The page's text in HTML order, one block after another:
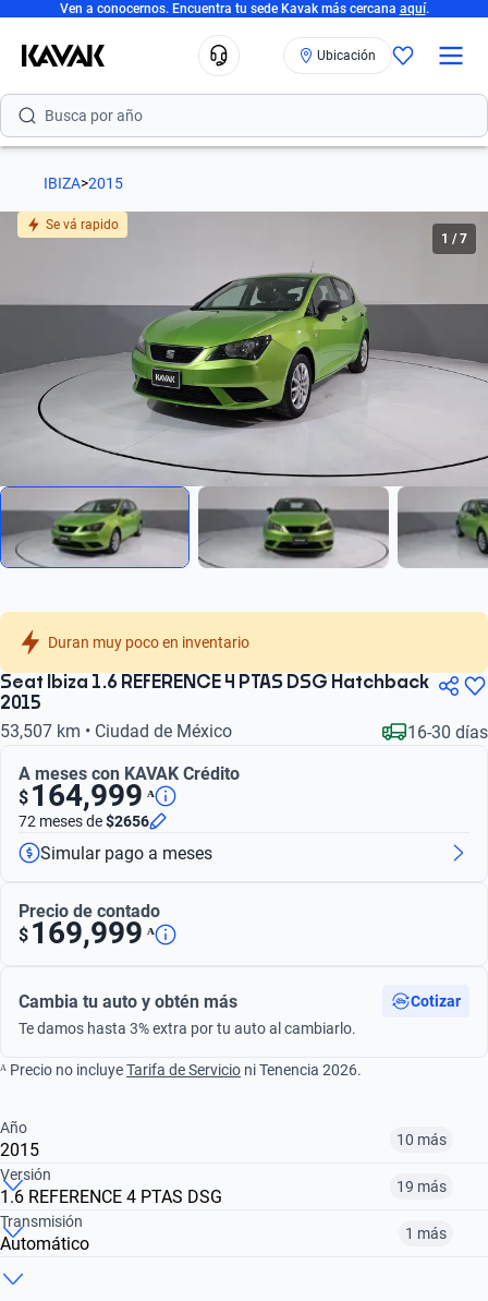
Ven a conocernos. Encuentra tu sede Kavak más cercana aquí.
Ubicación
Busca por modelo
Busca por versión
Busca por año
IBIZA>2015
Se vá rapido
1 /7
Duran muy poco en inventario
Seat Ibiza 1.6 REFERENCE 4 PTAS DSG Hatchback
2015
53,507 km • Ciudad de México 16-30 días
A meses con KAVAK Crédito
$ 164,999 ᴬ
72 mesesde$2656
Simular pago a meses
Precio de contado
$ 169,999 ᴬ
Cambia tu auto y obtén más
Cotizar
Te damos hasta 3% extra por tu auto al cambiarlo.
ᴬ Precio no incluyeTarifa de Servicio ni Tenencia 2026.
Año
2015 10 más
¿Comparar versiones? → Pregúntale a KOPI
Versión
1.6 REFERENCE 4 PTAS DSG 19 más
¿Comparar versiones? → Pregúntale a KOPI
Transmisión
Automático 1 más